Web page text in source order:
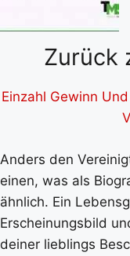
Zurück
Einzahl Gewinn
Anders den
einen, was als
ähnlich. Ein
Erscheinungsbild
deiner lieblings